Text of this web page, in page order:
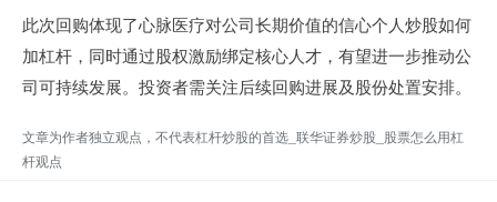
此次回购体现了心脉医疗对公司长期价值的信心个人炒股如何
加杠杆，同时通过股权激励绑定核心人才，有望进一步推动公
司可持续发展。投资者需关注后续回购进展及股份处置安排。
文章为作者独立观点，不代表杠杆炒股的首选_联华证券炒股_股票怎么用杠
杆观点